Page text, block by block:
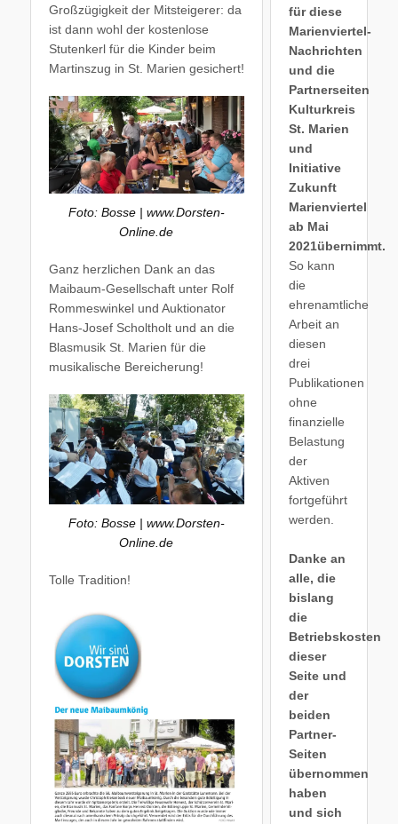
Großzügigkeit der Mitsteigerer: da
ist dann wohl der kostenlose
Stutenkerl für die Kinder beim
Martinszug in St. Marien gesichert!
Foto: Bosse | www.Dorsten-
Online.de
Ganz herzlichen Dank an das
Maibaum-Gesellschaft unter Rolf
Rommeswinkel und Auktionator
Hans-Josef Scholtholt und an die
Blasmusik St. Marien für die
musikalische Bereicherung!
Foto: Bosse | www.Dorsten-
Online.de
Tolle Tradition!
für diese
Marienviertel-
Nachrichten
und die
Partnerseiten
Kulturkreis
St. Marien
und
Initiative
Zukunft
Marienviertel
ab Mai
2021übernimmt.
So kann
die
ehrenamtliche
Arbeit an
diesen
drei
Publikationen
ohne
finanzielle
Belastung
der
Aktiven
fortgeführt
werden.
Danke an
alle, die
bislang
die
Betriebskosten
dieser
Seite und
der
beiden
Partner-
Seiten
übernommen
haben
und sich